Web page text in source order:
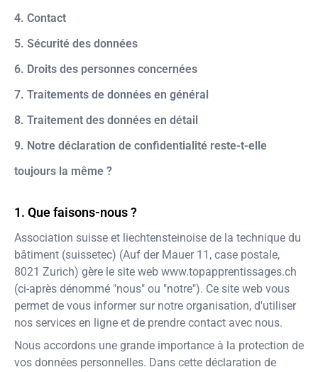
4. Contact
5. Sécurité des données
6. Droits des personnes concernées
7. Traitements de données en général
8. Traitement des données en détail
9. Notre déclaration de confidentialité reste-t-elle
toujours la même ?
Que faisons-nous ?
Association suisse et liechtensteinoise de la technique du
bâtiment (suissetec) (Auf der Mauer 11, case postale,
8021 Zurich) gère le site web www.topapprentissages.ch
(ci-après dénommé "nous" ou "notre"). Ce site web vous
permet de vous informer sur notre organisation, d'utiliser
nos services en ligne et de prendre contact avec nous.
Nous accordons une grande importance à la protection de
vos données personnelles. Dans cette déclaration de